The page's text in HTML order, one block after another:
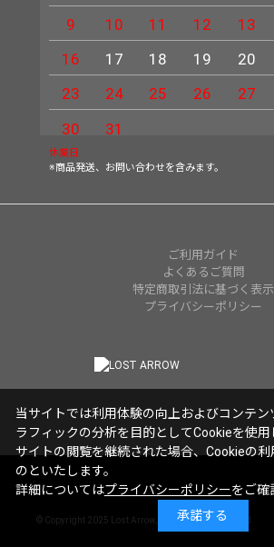
9
10 11 12 13
16
17 18 19 20
23
24 25 26 27
30
31
休業日
※商品発送、お問い合わせを含みます。
ご利用ガイド
よくあるご質問
特定商取引法に基づく表示
プライバシーポリシー
© Copyright 2025 Lost Arrow,Inc. All rights reserved.
当サイトでは利用体験の向上およびコンテン
ラフィックの分析を目的としてCookieを使用
サイトの閲覧を継続された場合、Cookieの
のといたします。
詳細についてはプライバシーポリシーをご確
承諾する